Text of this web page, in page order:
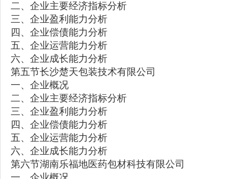
二、企业主要经济指标分析
三、企业盈利能力分析
四、企业偿债能力分析
五、企业运营能力分析
六、企业成长能力分析
第五节长沙楚天包装技术有限公司
一、企业概况
二、企业主要经济指标分析
三、企业盈利能力分析
四、企业偿债能力分析
五、企业运营能力分析
六、企业成长能力分析
第六节湖南乐福地医药包材科技有限公司